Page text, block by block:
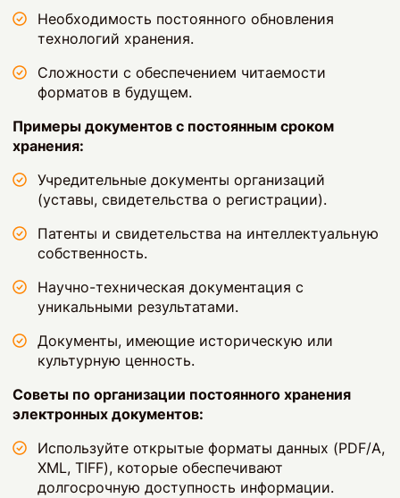
Необходимость постоянного обновления
технологий хранения.
Сложности с обеспечением читаемости
форматов в будущем.
Примеры документов с постоянным сроком
хранения:
Учредительные документы организаций
(уставы, свидетельства о регистрации).
Патенты и свидетельства на интеллектуальную
собственность.
Научно-техническая документация с
уникальными результатами.
Документы, имеющие историческую или
культурную ценность.
Советы по организации постоянного хранения
электронных документов:
Используйте открытые форматы данных (PDF/A,
XML, TIFF), которые обеспечивают
долгосрочную доступность информации.